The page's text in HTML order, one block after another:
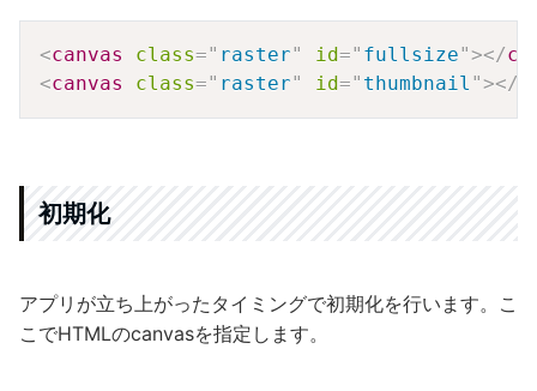
<canvas class=" raster" id=" fullsize"></
<canvas class=" raster" id=" thumbnail "></
初期化
アプリが立ち上がったタイミングで初期化を行います。こ
こでHTMLのcanvasを指定します。